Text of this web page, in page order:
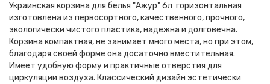
Украинская корзина для белья "Ажур" 6л горизонтальная
изготовлена из первосортного, качественного, прочного,
экологически чистого пластика, надежна и долговечна.
Корзина компактная, не занимает много места, но при этом,
благодаря своей форме она досаточно вместительная.
Имеет удобную форму и практичные отверстия для
циркуляции воздуха. Классический дизайн эстетически